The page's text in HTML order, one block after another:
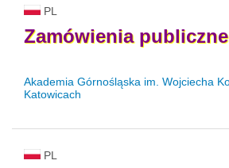
PL
Zamówienia publiczne
Akademia Górnośląska im. Wojciecha
Katowicach
PL